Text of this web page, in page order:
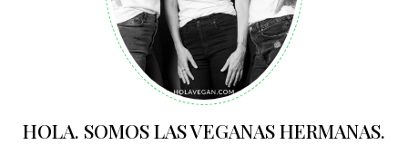
HOLA. SOMOS LAS VEGANAS HERMANAS.